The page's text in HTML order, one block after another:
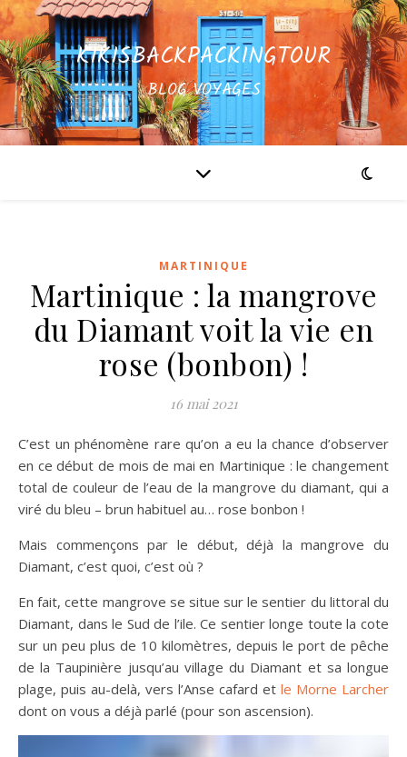
KIKISBACKPACKINGTOUR
BLOG VOYAGES
MARTINIQUE
Martinique : la mangrove
du Diamant voit la vie en
rose (bonbon) !
16 mai 2021
C’est un phénomène rare qu’on a eu la chance d’observer
en ce début de mois de mai en Martinique : le changement
total de couleur de l’eau de la mangrove du diamant, qui a
viré du bleu – brun habituel au… rose bonbon !
Mais commençons par le début, déjà la mangrove du
Diamant, c’est quoi, c’est où ?
En fait, cette mangrove se situe sur le sentier du littoral du
Diamant, dans le Sud de l’ile. Ce sentier longe toute la cote
sur un peu plus de 10 kilomètres, depuis le port de pêche
de la Taupinière jusqu’au village du Diamant et sa longue
plage, puis au-delà, vers l’Anse cafard et le Morne Larcher
dont on vous a déjà parlé (pour son ascension).